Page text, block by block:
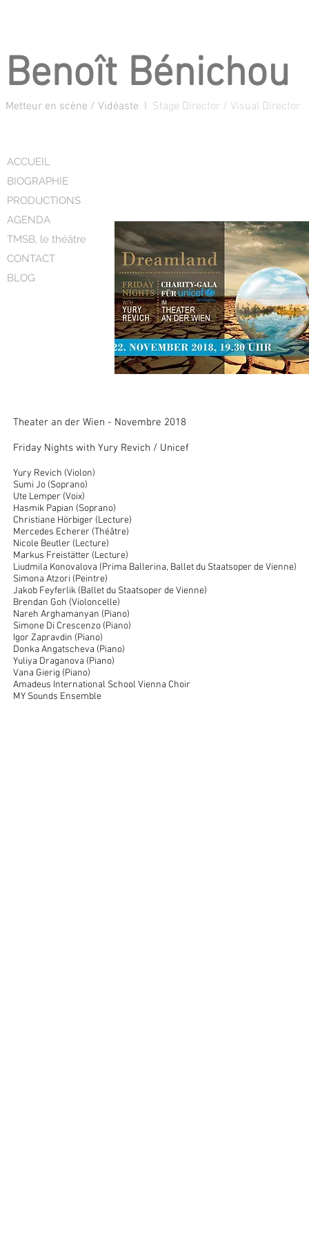
Benoît Bénichou
Metteur en scène / Vidéaste I Stage Director / Visual Director
Theater an der Wien - Novembre 2018
Friday Nights with Yury Revich / Unicef
Yury Revich (Violon)
Sumi Jo (Soprano)
Ute Lemper (Voix)
Hasmik Papian (Soprano)
Christiane Hörbiger (Lecture)
Mercedes Echerer (Théâtre)
Nicole Beutler (Lecture)
Markus Freistätter (Lecture)
Liudmila Konovalova (Prima Ballerina, Ballet du Staatsoper de Vienne)
Simona Atzori (Peintre)
Jakob Feyferlik (Ballet du Staatsoper de Vienne)
Brendan Goh (Violoncelle)
Nareh Arghamanyan (Piano)
Simone Di Crescenzo (Piano)
Igor Zapravdin (Piano)
Donka Angatscheva (Piano)
Yuliya Draganova (Piano)
Vana Gierig (Piano)
Amadeus International School Vienna Choir
MY Sounds Ensemble
ACCUEIL
BIOGRAPHIE
PRODUCTIONS
AGENDA
TMSB, le théâtre
CONTACT
BLOG